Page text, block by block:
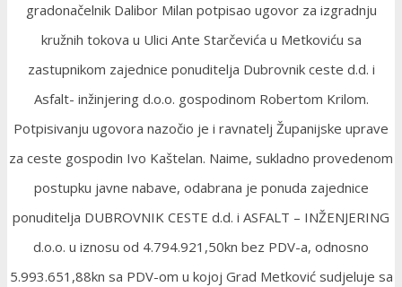
gradonačelnik Dalibor Milan potpisao ugovor za izgradnju
kružnih tokova u Ulici Ante Starčevića u Metkoviću sa
zastupnikom zajednice ponuditelja Dubrovnik ceste d.d. i
Asfalt- inžinjering d.o.o. gospodinom Robertom Krilom.
Potpisivanju ugovora nazočio je i ravnatelj Županijske uprave
za ceste gospodin Ivo Kaštelan. Naime, sukladno provedenom
postupku javne nabave, odabrana je ponuda zajednice
ponuditelja DUBROVNIK CESTE d.d. i ASFALT – INŽENJERING
d.o.o. u iznosu od 4.794.921,50kn bez PDV-a, odnosno
5.993.651,88kn sa PDV-om u kojoj Grad Metković sudjeluje sa